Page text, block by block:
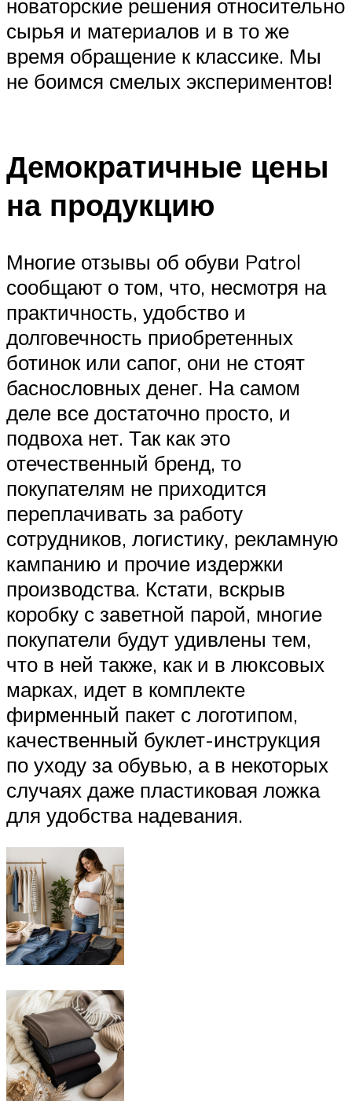
новаторские решения относительно
сырья и материалов и в то же
время обращение к классике. Мы
не боимся смелых экспериментов!
Демократичные цены
на продукцию
Многие отзывы об обуви Patrol
сообщают о том, что, несмотря на
практичность, удобство и
долговечность приобретенных
ботинок или сапог, они не стоят
баснословных денег. На самом
деле все достаточно просто, и
подвоха нет. Так как это
отечественный бренд, то
покупателям не приходится
переплачивать за работу
сотрудников, логистику, рекламную
кампанию и прочие издержки
производства. Кстати, вскрыв
коробку с заветной парой, многие
покупатели будут удивлены тем,
что в ней также, как и в люксовых
марках, идет в комплекте
фирменный пакет с логотипом,
качественный буклет-инструкция
по уходу за обувью, а в некоторых
случаях даже пластиковая ложка
для удобства надевания.